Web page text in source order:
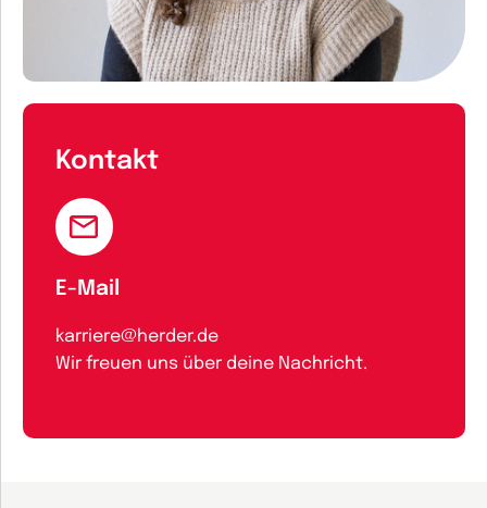
Kontakt
E-Mail
karriere@herder.de
Wir freuen uns über deine Nachricht.